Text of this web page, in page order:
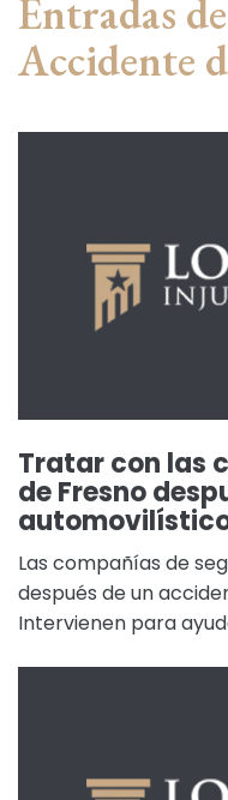
Entradas
Accidente
Tratar con las
de Fresno
Las compañías de
después de un
Intervienen para